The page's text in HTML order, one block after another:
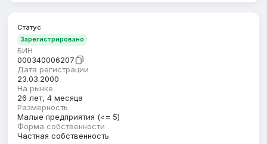
Статус
Зарегистрировано
БИН
000340006207
Дата регистрации
23.03.2000
На рынке
26 лет, 4 месяца
Размерность
Малые предприятия (<= 5)
Форма собственности
Частная собственность